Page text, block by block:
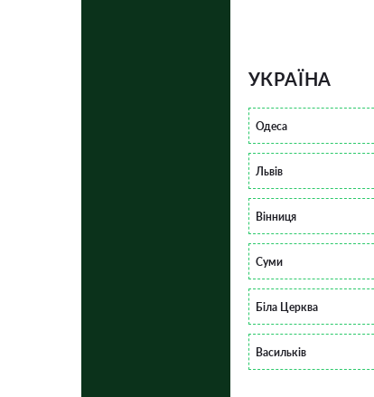
УКРАЇНА
Одеса
Львів
Вінниця
Суми
Біла Церква
Васильків